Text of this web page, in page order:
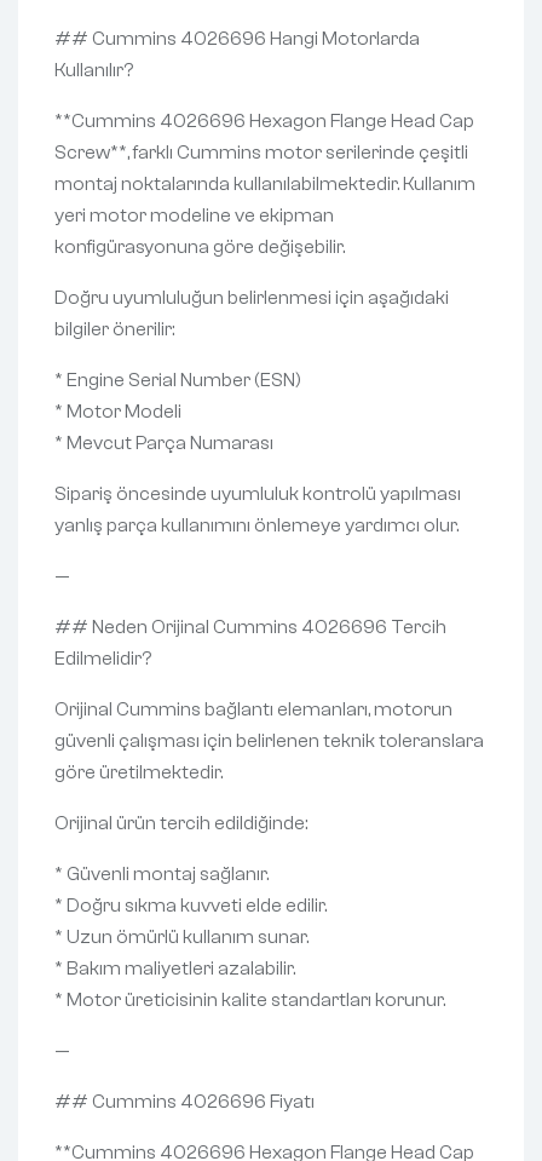
## Cummins 4026696 Hangi Motorlarda
Kullanılır?
**Cummins 4026696 Hexagon Flange Head Cap
Screw**, farklı Cummins motor serilerinde çeşitli
montaj noktalarında kullanılabilmektedir. Kullanım
yeri motor modeline ve ekipman
konfigürasyonuna göre değişebilir.
Doğru uyumluluğun belirlenmesi için aşağıdaki
bilgiler önerilir:
* Engine Serial Number (ESN)
* Motor Modeli
* Mevcut Parça Numarası
Sipariş öncesinde uyumluluk kontrolü yapılması
yanlış parça kullanımını önlemeye yardımcı olur.
—
## Neden Orijinal Cummins 4026696 Tercih
Edilmelidir?
Orijinal Cummins bağlantı elemanları, motorun
güvenli çalışması için belirlenen teknik toleranslara
göre üretilmektedir.
Orijinal ürün tercih edildiğinde:
* Güvenli montaj sağlanır.
* Doğru sıkma kuvveti elde edilir.
* Uzun ömürlü kullanım sunar.
* Bakım maliyetleri azalabilir.
* Motor üreticisinin kalite standartları korunur.
—
## Cummins 4026696 Fiyatı
**Cummins 4026696 Hexagon Flange Head Cap